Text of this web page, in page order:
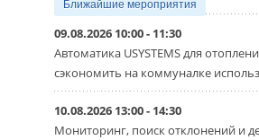
5 АВГУСТА 2026
Китайская
линейку
«воздух-вода»
Серия ThermaX
включает три модели
Ближайшие мероприятия
09.08.2026 10:00 - 11:30
Автоматика USYSTEMS для
сэкономить на коммуналке
10.08.2026 13:00 - 14:30
Мониторинг, поиск отклонений и